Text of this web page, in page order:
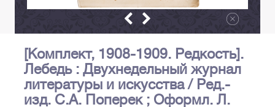
[Комплект, 1908-1909. Редкость].
Лебедь : Двухнедельный журнал
литературы и искусства / Ред.-
изд. С.А. Поперек ; Оформл. Л.